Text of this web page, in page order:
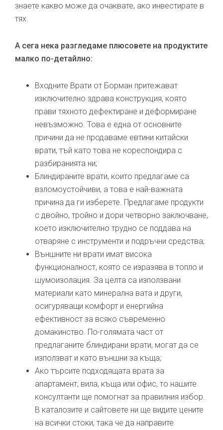
знаете какво може да очаквате, ако инвестирате в
тях.
А сега нека разгледаме плюсовете на продуктите
малко по-детайлно:
Входните Врати от Борман притежават
изключително здрава конструкция, която
прави тяхното дефектиране и деформиране
невъзможно. Това е една от основните
причини да не продаваме евтини китайски
врати, тъй като това не кореспондира с
разбиранията ни;
Блиндираните врати, които предлагаме са
взломоустойчиви, а това е най-важната
причина да ги изберете. Предлагаме продукти
с двойно, тройно и дори четворно заключване,
което изключително трудно се поддава на
отваряне с инструменти и подръчни средства;
Външните ни врати имат висока
функционалност, която се изразява в топло и
шумоизолация. За целта са използвани
материали като минерална вата и други,
осигуряващи комфорт и енергийна
ефективност за всяко съвременно
домакинство. По-голямата част от
предлаганите блиндирани врати, могат да се
използват и като външни за къща;
Ако търсите подходящата врата за
апартамент, вила, къща или офис, то нашите
консултанти ще помогнат за правилния избор.
В каталозите и сайтовете ни ще видите цените
на всички стоки, така че да направите